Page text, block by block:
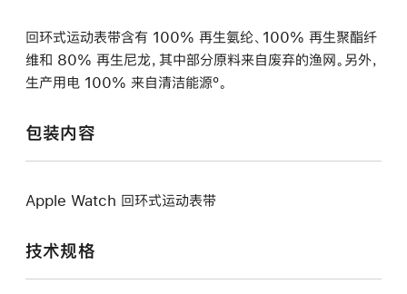
回环式运动表带含有 100% 再生氨纶、100% 再生聚酯纤
维和 80% 再生尼龙，其中部分原料来自废弃的渔网。另外，
生产用电 100% 来自清洁能源º。
包装内容
Apple Watch 回环式运动表带
技术规格